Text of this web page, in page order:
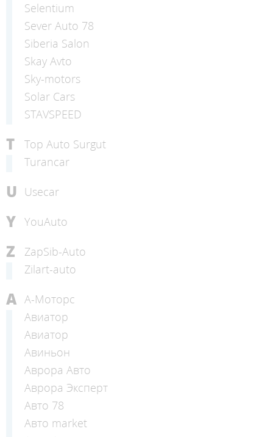
Selentium
Sever Auto 78
Siberia Salon
Skay Avto
Sky-motors
Solar Cars
STAVSPEED
T
Top Auto Surgut
Turancar
U Usecar
Y YouAuto
Z
ZapSib-Auto
Zilart-auto
А А-Моторс
Авиатор
Авиатор
Авиньон
Аврора Авто
Аврора Эксперт
Авто 78
Авто market